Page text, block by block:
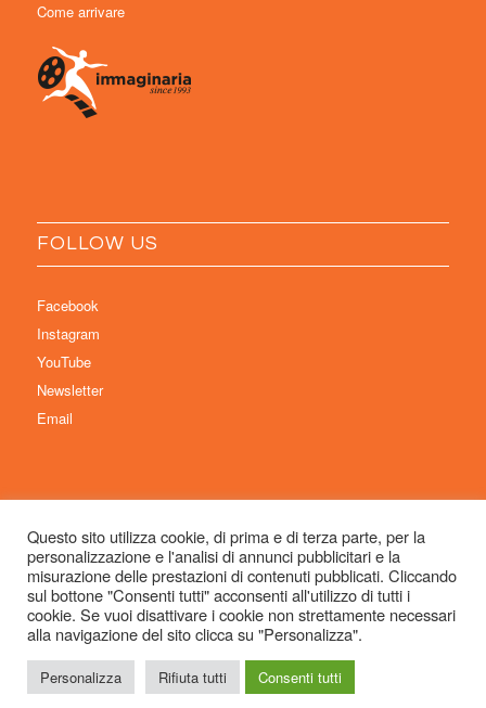
Come arrivare
FOLLOW US
Facebook
Instagram
YouTube
Newsletter
Email
© Copyright 2026 Immaginaria International Film Festival - Un progetto di:
Associazione Culturale Visibilia APS – Sede legale: Studio Commercialista
Dott.ssa Michela Sabattini, via D’Azeglio 71, 40123 Bologna –
info@immaginariaff.it- Tutti i diritti riservati -Privacy Policy- Site Design:
Simple
Questo sito utilizza cookie, di prima e di terza parte, per la
personalizzazione e l'analisi di annunci pubblicitari e la
misurazione delle prestazioni di contenuti pubblicati. Cliccando
sul bottone "Consenti tutti" acconsenti all'utilizzo di tutti i
cookie. Se vuoi disattivare i cookie non strettamente necessari
alla navigazione del sito clicca su "Personalizza".
Personalizza Rifiuta tutti Consenti tutti